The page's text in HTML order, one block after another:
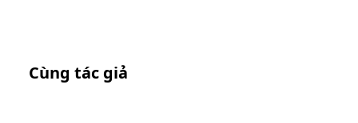
Cùng tác giả